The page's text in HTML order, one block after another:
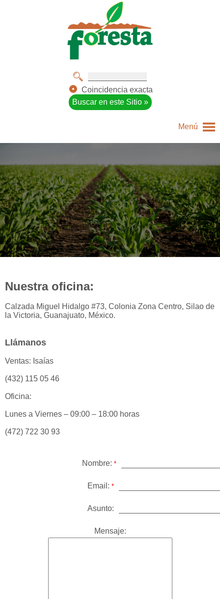
Coincidencia exacta
Menú
Nuestra oficina:
Calzada Miguel Hidalgo #73, Colonia Zona Centro, Silao de
la Victoria, Guanajuato, México.
Llámanos
Ventas: Isaías
(432) 115 05 46
Oficina:
Lunes a Viernes – 09:00 – 18:00 horas
(472) 722 30 93
Nombre: *
Email: *
Asunto:
Mensaje: